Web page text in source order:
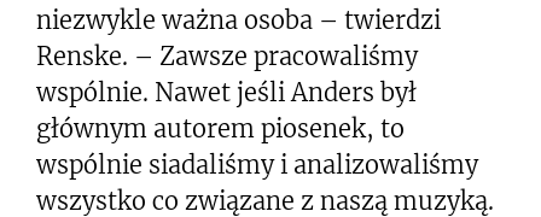
niezwykle ważna osoba – twierdzi
Renske. – Zawsze pracowaliśmy
wspólnie. Nawet jeśli Anders był
głównym autorem piosenek, to
wspólnie siadaliśmy i analizowaliśmy
wszystko co związane z naszą muzyką.